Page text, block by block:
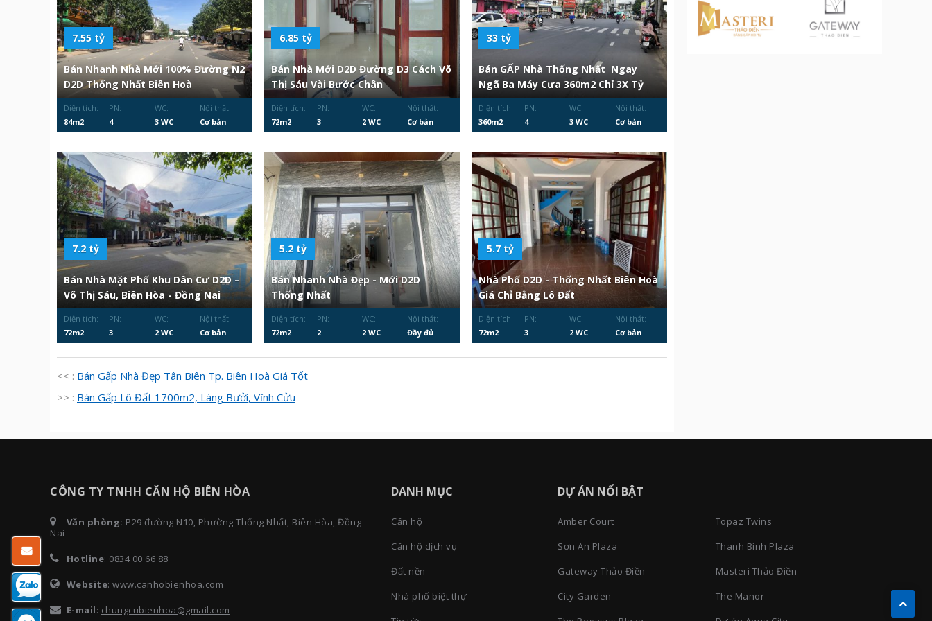
7.55 tỷ
Bán Nhanh Nhà Mới 100% Đường N2
D2D Thống Nhất Biên Hoà
Diện tích:
84m2
PN:
4
WC:
3 WC
Nội thất:
Cơ bản
6.85 tỷ
Bán Nhà Mới D2D Đường D3 Cách Võ
Thị Sáu Vài Bước Chân
Diện tích:
72m2
PN:
3
WC:
2 WC
Nội thất:
Cơ bản
33 tỷ
Bán GẤP Nhà Thống Nhất Ngay
Ngã Ba Máy Cưa 360m2 Chỉ 3X Tỷ
Diện tích:
360m2
PN:
4
WC:
3 WC
Nội thất:
Cơ bản
7.2 tỷ
Bán Nhà Mặt Phố Khu Dân Cư D2D –
Võ Thị Sáu, Biên Hòa - Đồng Nai
Diện tích:
72m2
PN:
3
WC:
2 WC
Nội thất:
Cơ bản
5.2 tỷ
Bán Nhanh Nhà Đẹp - Mới D2D
Thống Nhất
Diện tích:
72m2
PN:
2
WC:
2 WC
Nội thất:
Đầy đủ
5.7 tỷ
Nhà Phố D2D - Thống Nhất Biên Hoà
Giá Chỉ Bằng Lô Đất
Diện tích:
72m2
PN:
3
WC:
2 WC
Nội thất:
Cơ bản
<< : Bán Gấp Nhà Đẹp Tân Biên Tp. Biên Hoà Giá Tốt
>> : Bán Gấp Lô Đất 1700m2, Làng Bưởi, Vĩnh Cửu
CÔNG TY TNHH CĂN HỘ BIÊN HÒA
Văn phòng: P29 đường N10, Phường Thống Nhất, Biên Hòa, Đồng
Nai
Hotline: 0834 00 66 88
Website: www.canhobienhoa.com
E-mail: chungcubienhoa@gmail.com
DANH MỤC
Căn hộ
Căn hộ dịch vụ
Đất nền
Nhà phố biệt thự
DỰ ÁN NỔI BẬT
Amber Court
Topaz Twins
Sơn An Plaza
Thanh Bình Plaza
Gateway Thảo Điền
Masteri Thảo Điền
City Garden
The Manor